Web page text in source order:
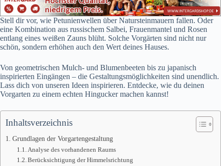
Stell dir vor, wie Petunienwellen über Natursteinmauern fallen. Oder
eine Kombination aus russischem Salbei, Frauenmantel und Rosen
entlang eines weißen Zauns blüht. Solche Vorgärten sind nicht nur
schön, sondern erhöhen auch den Wert deines Hauses.
Von geometrischen Mulch- und Blumenbeeten bis zu japanisch
inspirierten Eingängen – die Gestaltungsmöglichkeiten sind unendlich.
Lass dich von unseren Ideen inspirieren. Entdecke, wie du deinen
Vorgarten zu einem echten Hingucker machen kannst!
Inhaltsverzeichnis
Grundlagen der Vorgartengestaltung
Analyse des vorhandenen Raums
Berücksichtigung der Himmelsrichtung